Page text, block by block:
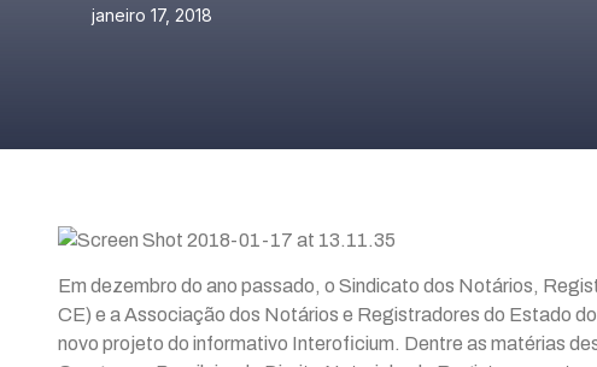
janeiro 17, 2018
Em dezembro do ano passado, o Sindicato dos Notários,
CE) e a Associação dos Notários e Registradores do Estado
novo projeto do informativo Interoficium. Dentre as matérias